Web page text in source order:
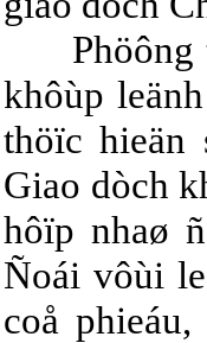
khôùp
thöïc hieän
Giao dòch
hôïp nhaø
Ñoái vôùi
coå